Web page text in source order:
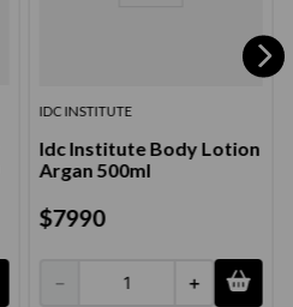
IDC INSTITUTE
Idc Institute Body Lotion
Argan 500ml
$7990
＋
－